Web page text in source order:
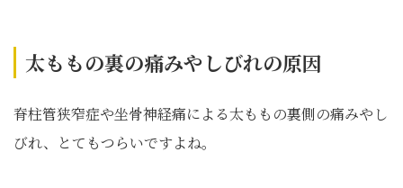
太ももの裏の痛みやしびれの原因
脊柱管狭窄症や坐骨神経痛による太ももの裏側の痛みやし
びれ、とてもつらいですよね。